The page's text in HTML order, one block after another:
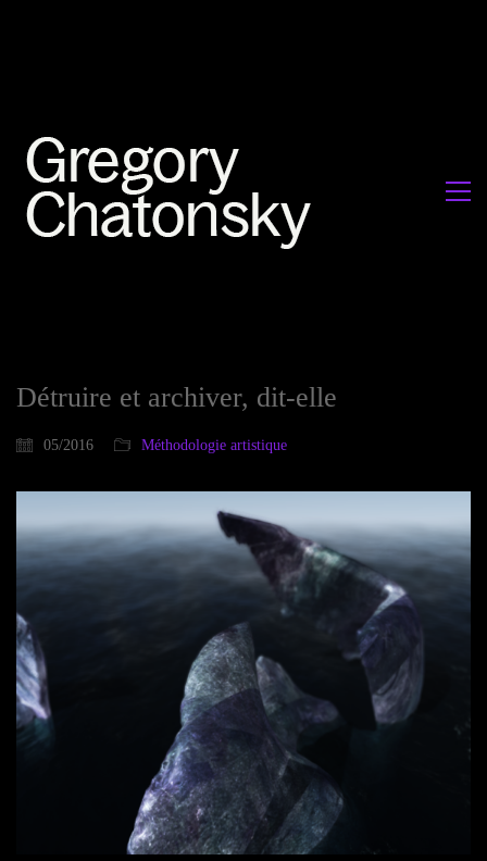
Détruire et archiver, dit-elle
05/2016 Méthodologie artistique